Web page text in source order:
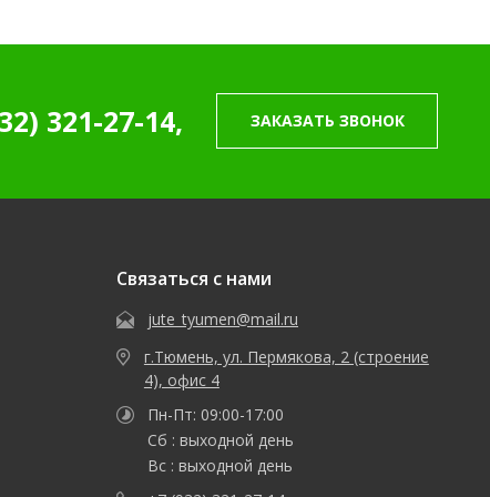
321-27-14, ЗАКАЗАТЬ ЗВОНОК
Связаться с нами
jute_tyumen@mail.ru
г.Тюмень, ул. Пермякова, 2 (строение
4), офис 4
Пн-Пт: 09:00-17:00
Сб : выходной день
Вс : выходной день